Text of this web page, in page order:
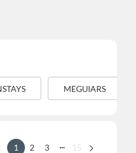
MEGUIARS
1 2 3 ... 15